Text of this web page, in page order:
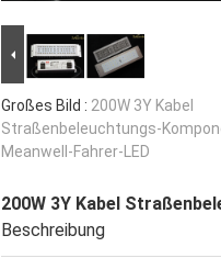
Großes Bild : 200W 3Y Kabel
Straßenbeleuchtungs-
Meanwell-Fahrer-LED
200W 3Y Kabel
Beschreibung